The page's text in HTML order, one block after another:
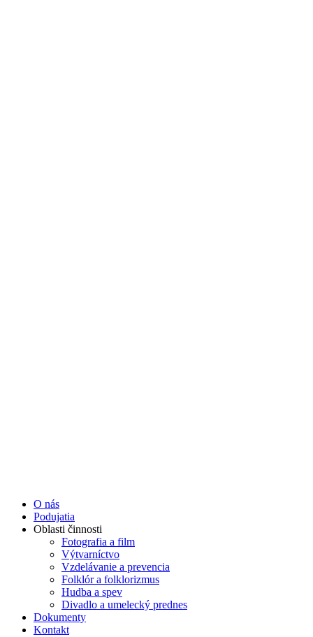
O nás
Podujatia
Oblasti činnosti
Fotografia a film
Výtvarníctvo
Vzdelávanie a prevencia
Folklór a folklorizmus
Hudba a spev
Divadlo a umelecký prednes
Dokumenty
Kontakt